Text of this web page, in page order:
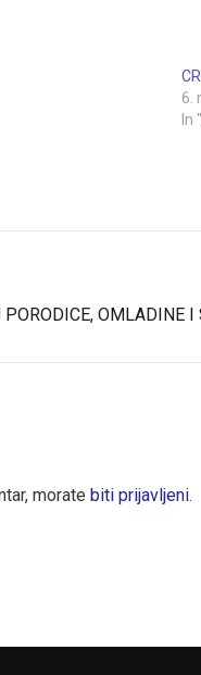
6.
In
OMLADINE I
morate biti prijavljeni.